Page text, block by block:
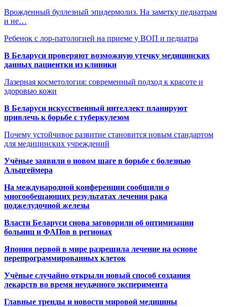
Врожденный буллезный эпидермолиз. На заметку педиатрам
и не…
Ребенок с лор-патологией на приеме у ВОП и педиатра
В Беларуси проверяют возможную утечку медицинских
данных пациентки из клиники
Лазерная косметология: современный подход к красоте и
здоровью кожи
В Беларуси искусственный интеллект планируют
привлечь к борьбе с туберкулезом
Почему устойчивое развитие становится новым стандартом
для медицинских учреждений
Учёные заявили о новом шаге в борьбе с болезнью
Альцгеймера
На международной конференции сообщили о
многообещающих результатах лечения рака
поджелудочной железы
Власти Беларуси снова заговорили об оптимизации
больниц и ФАПов в регионах
Япония первой в мире разрешила лечение на основе
перепрограммированных клеток
Учёные случайно открыли новый способ создания
лекарств во время неудачного эксперимента
Главные тренды и новости мировой медицины